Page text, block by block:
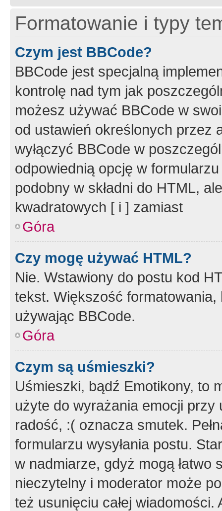
Formatowanie i typy
Czym jest BBCode?
BBCode jest specjalną
kontrolę nad tym jak
możesz używać BBCode w
od ustawień określonych przez
wyłączyć BBCode w
odpowiednią opcję w
podobny w składni do HTML,
kwadratowych [ i ] zamiast
Góra
Czy mogę używać HTML?
Nie. Wstawiony do postu kod
tekst. Większość
używając BBCode.
Góra
Czym są uśmieszki?
Uśmieszki, bądź Emotikony, to
użyte do wyrażania emocji
radość, :( oznacza smutek.
formularzu wysyłania postu.
w nadmiarze, gdyż mogą
nieczytelny i moderator może
też usunięciu całej